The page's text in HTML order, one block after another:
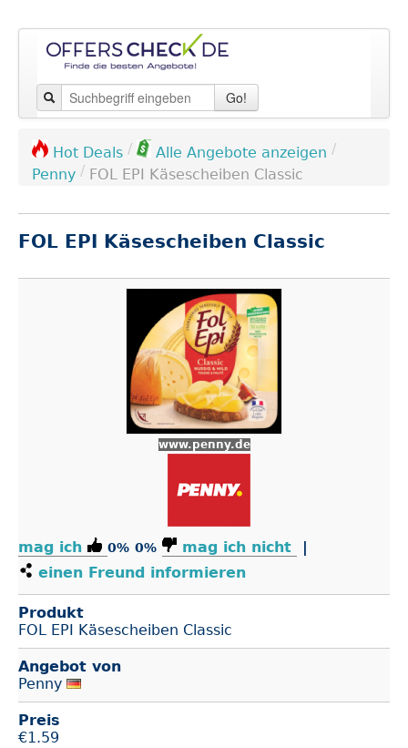
Go!
Hot Deals / Alle Angebote anzeigen /
Penny / FOL EPI Käsescheiben Classic
FOL EPI Käsescheiben Classic
www.penny.de
mag ich 0% 0% mag ich nicht
einen Freund informieren
Produkt
FOL EPI Käsescheiben Classic
Angebot von
Penny
Preis
€1.59